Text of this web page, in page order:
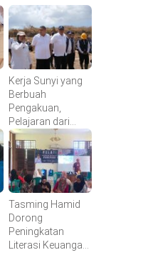
Kerja Sunyi yang
Berbuah
Pengakuan,
Pelajaran dari
Tamangapa
Tasming Hamid
Dorong
Peningkatan
Literasi Keuangan